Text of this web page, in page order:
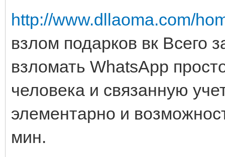
http://www.dllaoma.com/
взлом подарков вк Всего
взломать WhatsApp
человека и связанную
элементарно и
мин.